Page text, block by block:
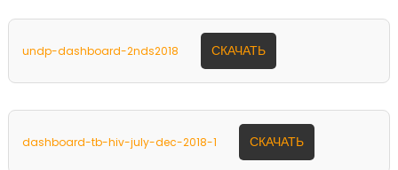
undp-dashboard-2nds2018 СКАЧАТЬ
dashboard-tb-hiv-july-dec-2018-1 СКАЧАТЬ